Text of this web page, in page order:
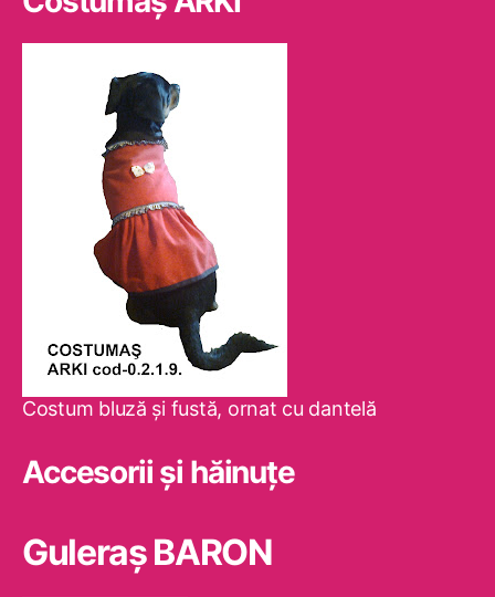
Costum bluză şi fustă, ornat cu dantelă
Accesorii și hăinuțe
Guleraş BARON